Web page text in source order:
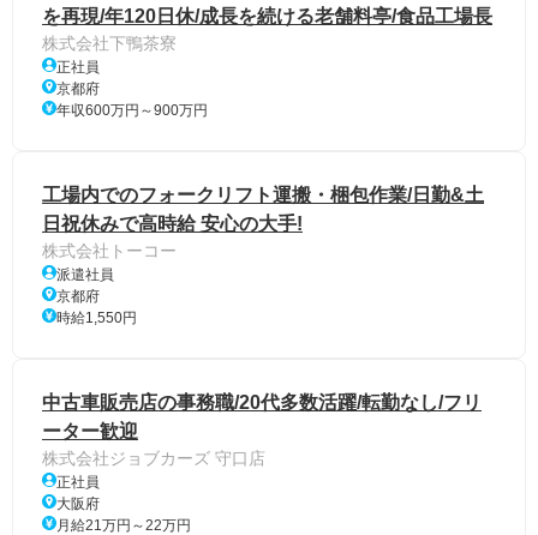
を再現/年120日休/成長を続ける老舗料亭/食品工場長
株式会社下鴨茶寮
正社員
京都府
年収600万円～900万円
工場内でのフォークリフト運搬・梱包作業/日勤&土
日祝休みで高時給 安心の大手!
株式会社トーコー
派遣社員
京都府
時給1,550円
中古車販売店の事務職/20代多数活躍/転勤なし/フリ
ーター歓迎
株式会社ジョブカーズ 守口店
正社員
大阪府
月給21万円～22万円